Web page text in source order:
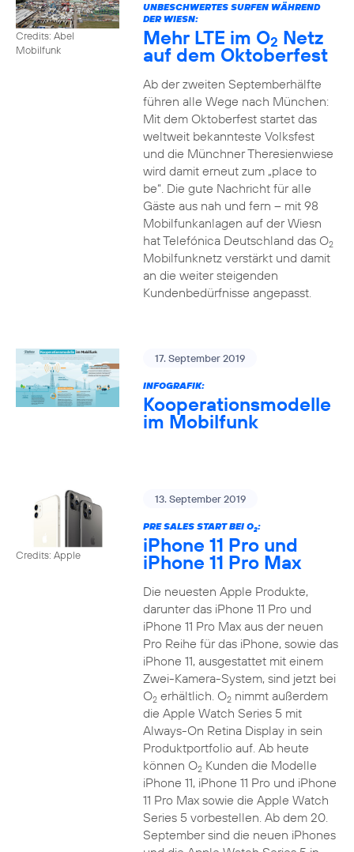
Credits: Abel
Mobilfunk
UNBESCHWERTES SURFEN WÄHREND
DER WIESN:
Mehr LTE im O2 Netz
auf dem Oktoberfest
Ab der zweiten Septemberhälfte
führen alle Wege nach München:
Mit dem Oktoberfest startet das
weltweit bekannteste Volksfest
und die Münchner Theresienwiese
wird damit erneut zum „place to
be“. Die gute Nachricht für alle
Gäste aus nah und fern – mit 98
Mobilfunkanlagen auf der Wiesn
hat Telefónica Deutschland das O2
Mobilfunknetz verstärkt und damit
an die weiter steigenden
Kundenbedürfnisse angepasst.
17. September 2019
INFOGRAFIK:
Kooperationsmodelle
im Mobilfunk
Credits: Apple
13. September 2019
PRE SALES START BEI O2:
iPhone 11 Pro und
iPhone 11 Pro Max
Die neuesten Apple Produkte,
darunter das iPhone 11 Pro und
iPhone 11 Pro Max aus der neuen
Pro Reihe für das iPhone, sowie das
iPhone 11, ausgestattet mit einem
Zwei-Kamera-System, sind jetzt bei
O2erhältlich. O2nimmt außerdem
die Apple Watch Series 5 mit
Always-On Retina Display in sein
Produktportfolio auf. Ab heute
können O2Kunden die Modelle
iPhone 11, iPhone 11 Pro und iPhone
11 Pro Max sowie die Apple Watch
Series 5 vorbestellen. Ab dem 20.
September sind die neuen iPhones